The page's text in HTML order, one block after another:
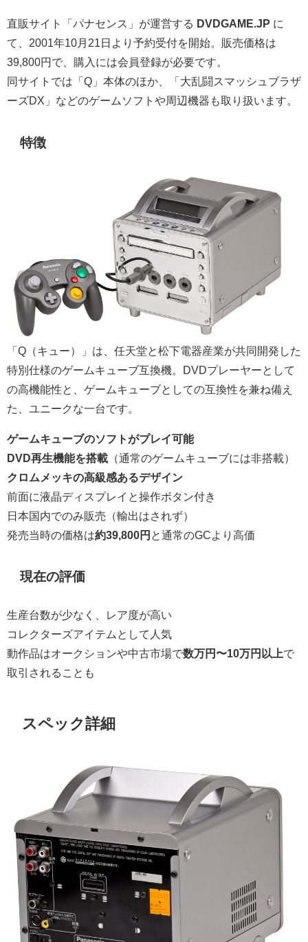
直販サイト「パナセンス」が運営する DVDGAME.JP に
て、2001年10月21日より予約受付を開始。販売価格は
39,800円で、購入には会員登録が必要です。
同サイトでは「Q」本体のほか、「大乱闘スマッシュブラザ
ーズDX」などのゲームソフトや周辺機器も取り扱います。
特徴
「Q（キュー）」は、任天堂と松下電器産業が共同開発した
特別仕様のゲームキューブ互換機。DVDプレーヤーとして
の高機能性と、ゲームキューブとしての互換性を兼ね備え
た、ユニークな一台です。
ゲームキューブのソフトがプレイ可能
DVD再生機能を搭載 （通常のゲームキューブには非搭載）
クロムメッキの高級感あるデザイン
前面に液晶ディスプレイと操作ボタン付き
日本国内でのみ販売（輸出はされず）
発売当時の価格は約39,800円 と通常のGCより高価
現在の評価
生産台数が少なく、レア度が高い
コレクターズアイテムとして人気
動作品はオークションや中古市場で数万円〜10万円以上で
取引されることも
スペック詳細